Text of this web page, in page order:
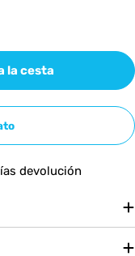
IGB101
IBANEZ
la cesta
devolución